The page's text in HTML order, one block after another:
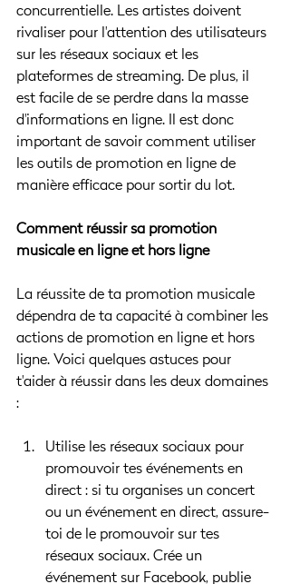
concurrentielle. Les artistes doivent
rivaliser pour l'attention des utilisateurs
sur les réseaux sociaux et les
plateformes de streaming. De plus, il
est facile de se perdre dans la masse
d'informations en ligne. Il est donc
important de savoir comment utiliser
les outils de promotion en ligne de
manière efficace pour sortir du lot.
Comment réussir sa promotion
musicale en ligne et hors ligne
La réussite de ta promotion musicale
dépendra de ta capacité à combiner les
actions de promotion en ligne et hors
ligne. Voici quelques astuces pour
t'aider à réussir dans les deux domaines
:
Utilise les réseaux sociaux pour
promouvoir tes événements en
direct : si tu organises un concert
ou un événement en direct, assure-
toi de le promouvoir sur tes
réseaux sociaux. Crée un
événement sur Facebook, publie